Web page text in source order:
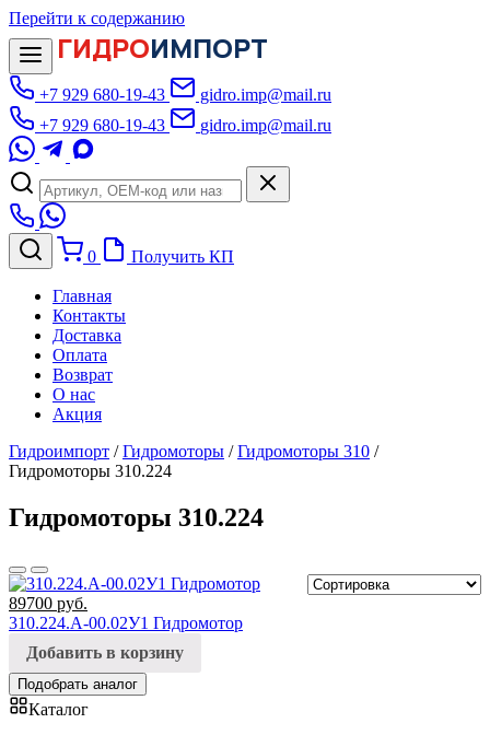
Перейти к содержанию
ГИДРОИМПОРТ
+7 929 680-19-43
gidro.imp@mail.ru
+7 929 680-19-43
gidro.imp@mail.ru
0 Получить КП
Главная
Контакты
Доставка
Оплата
Возврат
О нас
Акция
Гидроимпорт /Гидромоторы /Гидромоторы 310 /
Гидромоторы 310.224
Гидромоторы 310.224
89700 руб.
310.224.А-00.02У1 Гидромотор
Добавить в корзину
Подобрать аналог
Каталог